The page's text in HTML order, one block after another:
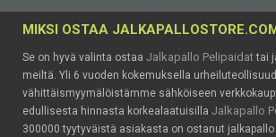
MIKSI OSTAA
Se on hyvä valinta ostaa Jalkapallo Pelipaidattai
meiltä. Yli 6 vuoden kokemuksella
vähittäismyymälöistämme sähköiseen
edullisesta hinnasta korkealaatuisilla Jalkapallo
300000 tyytyväistä asiakasta on ostanut